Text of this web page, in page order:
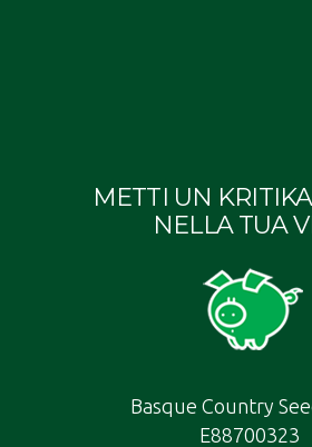
METTI UN
NELLA TUA
Basque Country
E88700323